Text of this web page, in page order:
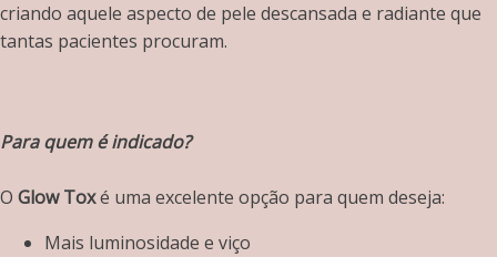
criando aquele aspecto de pele descansada e radiante que
tantas pacientes procuram.
Para quem é indicado?
O Glow Toxé uma excelente opção para quem deseja:
Mais luminosidade e viço